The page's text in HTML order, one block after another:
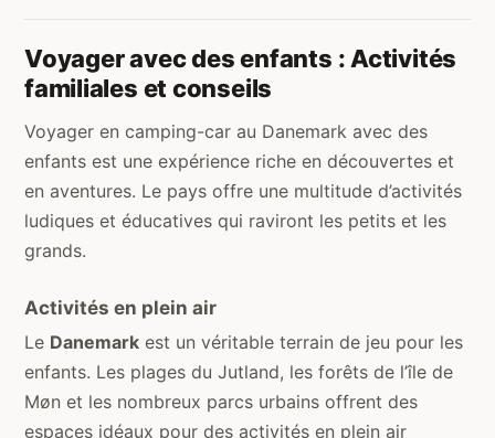
Voyager avec des enfants : Activités
familiales et conseils
Voyager en camping-car au Danemark avec des
enfants est une expérience riche en découvertes et
en aventures. Le pays offre une multitude d’activités
ludiques et éducatives qui raviront les petits et les
grands.
Activités en plein air
Le Danemark est un véritable terrain de jeu pour les
enfants. Les plages du Jutland, les forêts de l’île de
Møn et les nombreux parcs urbains offrent des
espaces idéaux pour des activités en plein air